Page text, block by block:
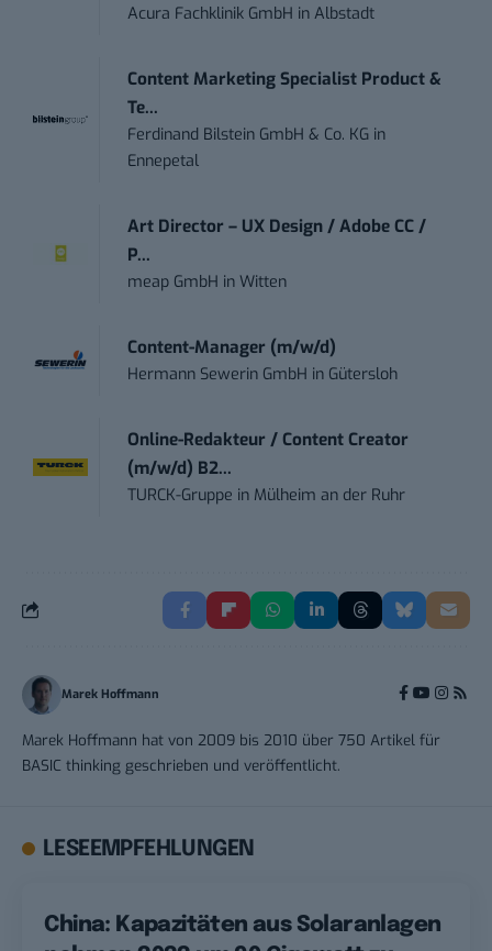
Acura Fachklinik GmbH inAlbstadt
Content Marketing Specialist Product &
Te...
Ferdinand Bilstein GmbH & Co. KG in
Ennepetal
Art Director – UX Design / Adobe CC /
P...
meap GmbH inWitten
Content-Manager (m/w/d)
Hermann Sewerin GmbH in Gütersloh
Online-Redakteur / Content Creator
(m/w/d) B2...
TURCK-Gruppe in Mülheim an der Ruhr
Marek Hoffmann
Marek Hoffmann hat von 2009 bis 2010 über 750 Artikel für
BASIC thinking geschrieben und veröffentlicht.
LESEEMPFEHLUNGEN
China: Kapazitäten aus Solaranlagen